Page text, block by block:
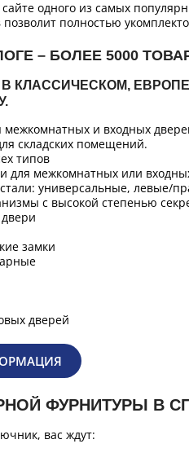
сайте одного из самых
позволит полностью
– БОЛЕЕ 5000
КЛАССИЧЕСКОМ,
и входных
складских помещений.
типов
для межкомнатных или
универсальные, левые/
с высокой степенью
замки
дверей
ФУРНИТУРЫ В
вас ждут: